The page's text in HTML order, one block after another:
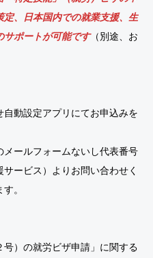
、日本国内での就業支援、生
サポートが可能です（別途、お
自動設定アプリにてお申込みを
ールフォームないし代表番号
サービス）よりお問い合わせく
。
）の就労ビザ申請」に関する